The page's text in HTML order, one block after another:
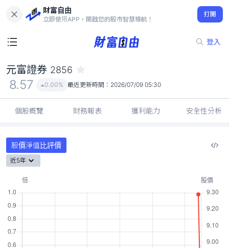
財富自由
立即使用APP，開啟您的股市智慧導航！
打開
登入
8.57
0.00%
元富證券 2856
8.57 0.00% 最近更新時間： 2026/07/09 05:30
個股概覽 財務報表 獲利能力 安全性分析
股價淨值比評價
近5年